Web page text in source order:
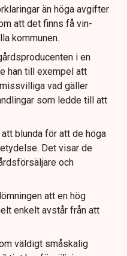
än höga avgifter
att det finns få vin-
kommunen.
i en
han till exempel att
vad gäller
som ledde till att
blunda för att de höga
Det visar de
och
att en hög
enkelt avstår från att
väldigt småskalig